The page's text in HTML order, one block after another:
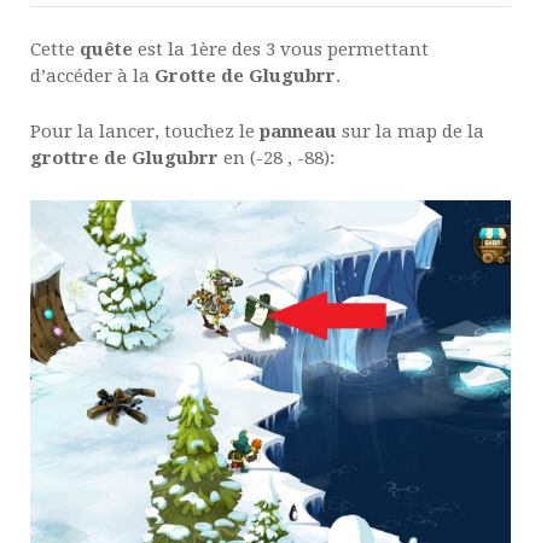
Cette quête est la 1ère des 3 vous permettant
d’accéder à la Grotte de Glugubrr.
Pour la lancer, touchez le panneau sur la map de la
grottre de Glugubrr en (-28 , -88):